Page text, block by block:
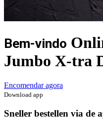
Bem-vindo
Jumbo X-tra
Encomendar agora
Download app
Sneller bestellen via de